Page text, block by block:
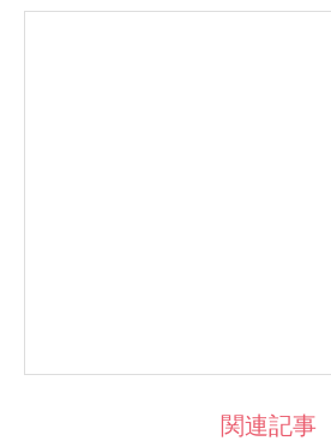
関連記事